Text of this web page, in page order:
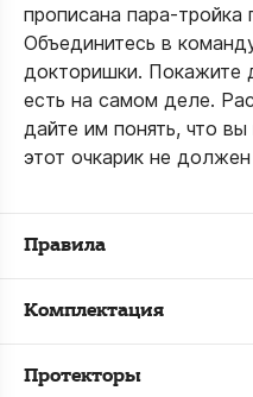
прописана пара-тройка
Объединитесь в
докторишки. Покажите
есть на самом деле.
дайте им понять, что
этот очкарик не
Правила
Комплектация
Протекторы